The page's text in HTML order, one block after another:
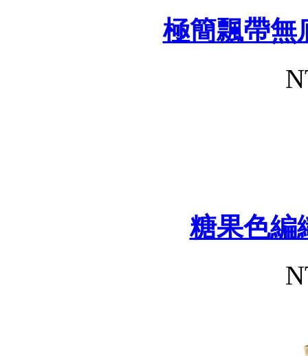
極簡飄帶無
糖果色編